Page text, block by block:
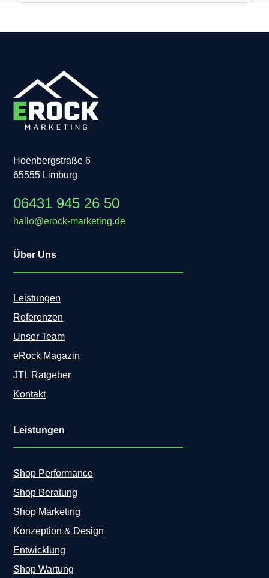
Hoenbergstraße 6
65555 Limburg
06431 945 26 50
hallo@erock-marketing.de
Über Uns
Leistungen
Referenzen
Unser Team
eRock Magazin
JTL Ratgeber
Kontakt
Leistungen
Shop Performance
Shop Beratung
Shop Marketing
Konzeption & Design
Entwicklung
Shop Wartung